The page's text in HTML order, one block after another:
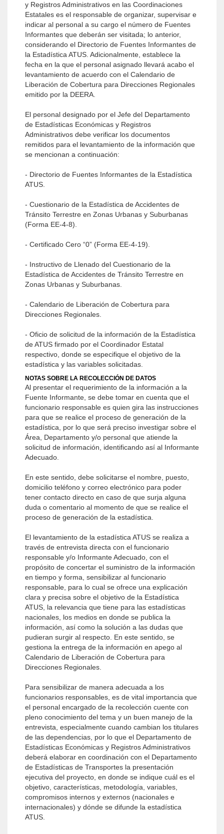
y Registros Administrativos en las Coordinaciones
Estatales es el responsable de organizar, supervisar e
indicar al personal a su cargo el número de Fuentes
Informantes que deberán ser visitada; lo anterior,
considerando el Directorio de Fuentes Informantes de
la Estadística ATUS. Adicionalmente, establece la
fecha en la que el personal asignado llevará acabo el
levantamiento de acuerdo con el Calendario de
Liberación de Cobertura para Direcciones Regionales
emitido por la DEERA.
El personal designado por el Jefe del Departamento
de Estadísticas Económicas y Registros
Administrativos debe verificar los documentos
remitidos para el levantamiento de la información que
se mencionan a continuación:
- Directorio de Fuentes Informantes de la Estadística
ATUS.
- Cuestionario de la Estadística de Accidentes de
Tránsito Terrestre en Zonas Urbanas y Suburbanas
(Forma EE-4-8).
- Certificado Cero “0” (Forma EE-4-19).
- Instructivo de Llenado del Cuestionario de la
Estadística de Accidentes de Tránsito Terrestre en
Zonas Urbanas y Suburbanas.
- Calendario de Liberación de Cobertura para
Direcciones Regionales.
- Oficio de solicitud de la información de la Estadística
de ATUS firmado por el Coordinador Estatal
respectivo, donde se especifique el objetivo de la
estadística y las variables solicitadas.
NOTAS SOBRE LA RECOLECCIÓN DE DATOS
Al presentar el requerimiento de la información a la
Fuente Informante, se debe tomar en cuenta que el
funcionario responsable es quien gira las instrucciones
para que se realice el proceso de generación de la
estadística, por lo que será preciso investigar sobre el
Área, Departamento y/o personal que atiende la
solicitud de información, identificando así al Informante
Adecuado.
En este sentido, debe solicitarse el nombre, puesto,
domicilio teléfono y correo electrónico para poder
tener contacto directo en caso de que surja alguna
duda o comentario al momento de que se realice el
proceso de generación de la estadística.
El levantamiento de la estadística ATUS se realiza a
través de entrevista directa con el funcionario
responsable y/o Informante Adecuado, con el
propósito de concertar el suministro de la información
en tiempo y forma, sensibilizar al funcionario
responsable, para lo cual se ofrece una explicación
clara y precisa sobre el objetivo de la Estadística
ATUS, la relevancia que tiene para las estadísticas
nacionales, los medios en donde se publica la
información, así como la solución a las dudas que
pudieran surgir al respecto. En este sentido, se
gestiona la entrega de la información en apego al
Calendario de Liberación de Cobertura para
Direcciones Regionales.
Para sensibilizar de manera adecuada a los
funcionarios responsables, es de vital importancia que
el personal encargado de la recolección cuente con
pleno conocimiento del tema y un buen manejo de la
entrevista, especialmente cuando cambian los titulares
de las dependencias, por lo que el Departamento de
Estadísticas Económicas y Registros Administrativos
deberá elaborar en coordinación con el Departamento
de Estadísticas de Transportes la presentación
ejecutiva del proyecto, en donde se indique cuál es el
objetivo, características, metodología, variables,
compromisos internos y externos (nacionales e
internacionales) y dónde se difunde la estadística
ATUS.